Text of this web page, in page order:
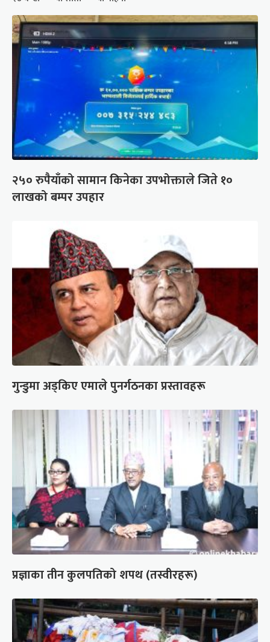
२५० रुपैयाँको सामान किनेका उपभोक्ताले जिते १०
लाखको बम्पर उपहार
गुन्डुमा अड्किए एमाले पुनर्गठनका प्रस्तावहरू
प्रज्ञाका तीन कुलपतिको शपथ (तस्वीरहरू)